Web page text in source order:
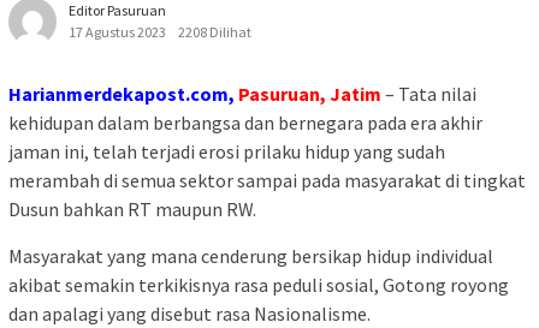
Editor Pasuruan
17 Agustus 2023
2208 Dilihat
Harianmerdekapost.com, Pasuruan, Jatim – Tata nilai
kehidupan dalam berbangsa dan bernegara pada era akhir
jaman ini, telah terjadi erosi prilaku hidup yang sudah
merambah di semua sektor sampai pada masyarakat di tingkat
Dusun bahkan RT maupun RW.
Masyarakat yang mana cenderung bersikap hidup individual
akibat semakin terkikisnya rasa peduli sosial, Gotong royong
dan apalagi yang disebut rasa Nasionalisme.